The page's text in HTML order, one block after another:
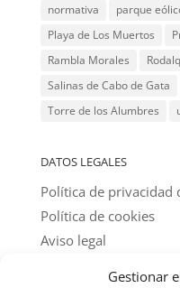
Gestionar
normativa
parque
Playa de Los Muertos
Rambla Morales
Salinas de Cabo de Gata
Torre de los Alumbres
DATOS LEGALES
Política de privacidad
Política de cookies
Aviso legal
@ textos y fotos: